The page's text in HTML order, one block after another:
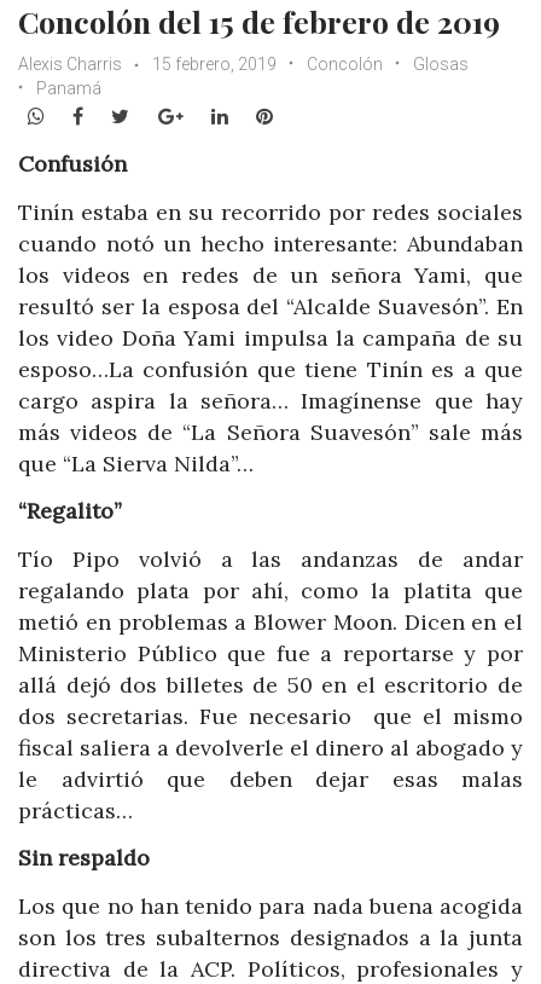
Concolón del 15 de febrero de 2019
Alexis Charris 15 febrero, 2019 Concolón
Glosas
Panamá
WhatsApp
Facebook
TwitterGoogle+LinkedInPinterest
Confusión
Tinín estaba en su recorrido por redes sociales
cuando notó un hecho interesante: Abundaban
los videos en redes de un señora Yami, que
resultó ser la esposa del “Alcalde Suavesón”. En
los video Doña Yami impulsa la campaña de su
esposo…La confusión que tiene Tinín es a que
cargo aspira la señora… Imagínense que hay
más videos de “La Señora Suavesón” sale más
que “La Sierva Nilda”…
“Regalito”
Tío Pipo volvió a las andanzas de andar
regalando plata por ahí, como la platita que
metió en problemas a Blower Moon. Dicen en el
Ministerio Público que fue a reportarse y por
allá dejó dos billetes de 50 en el escritorio de
dos secretarias. Fue necesario que el mismo
fiscal saliera a devolverle el dinero al abogado y
le advirtió que deben dejar esas malas
prácticas…
Sin respaldo
Los que no han tenido para nada buena acogida
son los tres subalternos designados a la junta
directiva de la ACP. Políticos, profesionales y